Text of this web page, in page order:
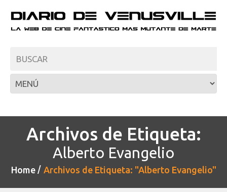
Archivos de Etiqueta:
Alberto Evangelio
Home Archivos de Etiqueta: "Alberto Evangelio"